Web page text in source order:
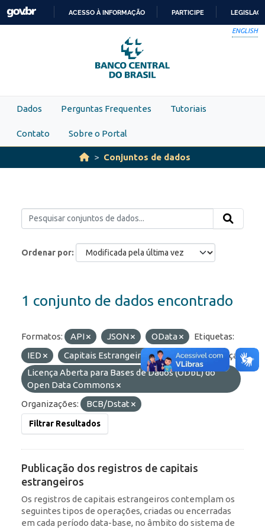
Skip to main content
PARA
O
CONTEÚDO
ACESSO À INFORMAÇÃO PARTICIPE
ENGLISH
Dados Perguntas Frequentes Tutoriais
Contato Sobre o Portal
Conjuntos de dados
Ordenar por
1 conjunto de dados encontrado
Formatos: API JSON OData
Etiquetas:
IED
Capitais Estrangeiros RDE
Licenças:
Licença Aberta para Bases de Dados (ODbL) do
Open Data Commons
Organizações:
BCB/Dstat
Filtrar Resultados
Publicação dos registros de capitais
estrangeiros
Os registros de capitais estrangeiros contemplam os
seguintes tipos de operações, criadas ou encerradas
em cada período data-base, no âmbito do sistema de